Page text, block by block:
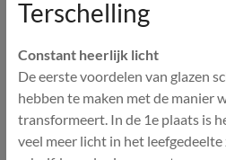
Terschelling
Constant heerlijk licht
De eerste voordelen van glazen
hebben te maken met de manier
transformeert. In de 1e plaats is
veel meer licht in het